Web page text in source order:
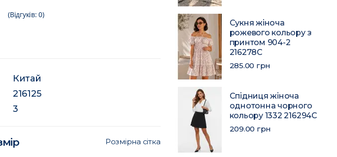
(Відгуків: 0)
Китай
216125
3
Розмірна сітка
Сукня жіноча
рожевого кольору з
принтом 904-2
216278C
285.00 грн
Спідниця жіноча
однотонна чорного
кольору 1332 216294C
209.00 грн